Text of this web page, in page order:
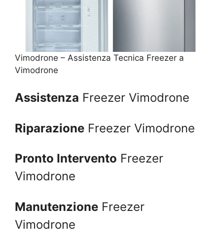
Vimodrone – Assistenza Tecnica Freezer a
Vimodrone
Assistenza Freezer Vimodrone
Riparazione Freezer Vimodrone
Pronto Intervento Freezer
Vimodrone
Manutenzione Freezer
Vimodrone